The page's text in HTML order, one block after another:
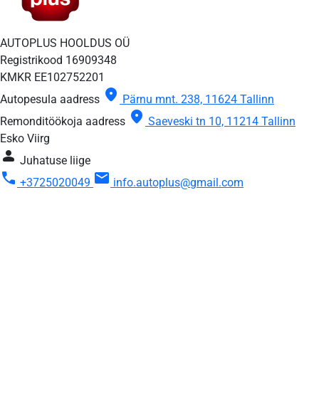
AUTOPLUS HOOLDUS OÜ
Registrikood 16909348
KMKR EE102752201
Autopesula aadress location_on Pärnu mnt. 238, 11624 Tallinn
Remonditöökoja aadress location_on Saeveski tn 10, 11214 Tallinn
Esko Viirg
person Juhatuse liige
call +3725020049 mail info.autoplus@gmail.com